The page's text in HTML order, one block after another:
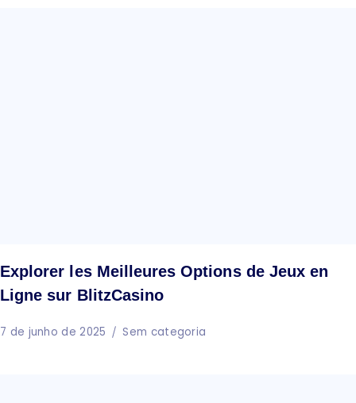
Explorer les Meilleures Options de Jeux en
Ligne sur BlitzCasino
7 de junho de 2025 Sem categoria